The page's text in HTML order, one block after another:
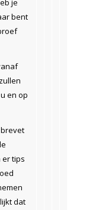
je
bent
en op
tips
dat